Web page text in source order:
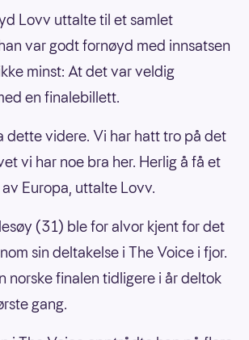
Lovv uttalte til et samlet
var godt fornøyd med innsatsen
minst: At det var veldig
en finalebillett.
dette videre. Vi har hatt tro på det
vi har noe bra her. Herlig å få et
Europa, uttalte Lovv.
(31) ble for alvor kjent for det
sin deltakelse i The Voice i fjor.
norske finalen tidligere i år deltok
gang.